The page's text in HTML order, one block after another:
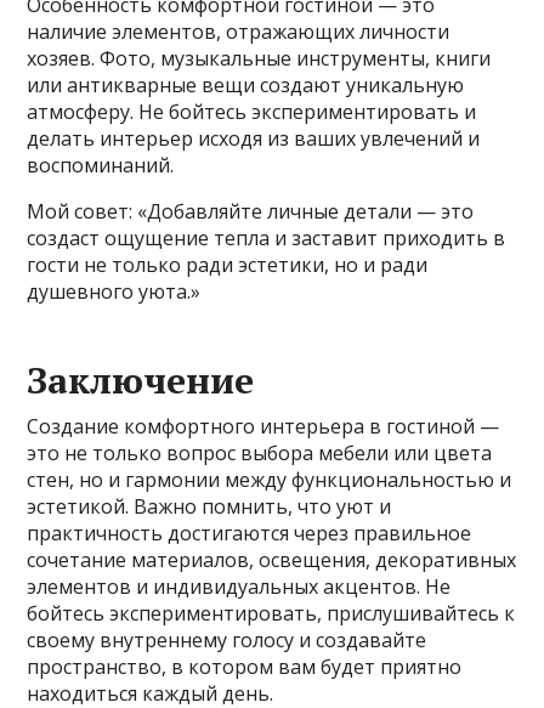
наличие элементов, отражающих личности
хозяев. Фото, музыкальные инструменты, книги
или антикварные вещи создают уникальную
атмосферу. Не бойтесь экспериментировать и
делать интерьер исходя из ваших увлечений и
воспоминаний.
Мой совет: «Добавляйте личные детали — это
создаст ощущение тепла и заставит приходить в
гости не только ради эстетики, но и ради
душевного уюта.»
Заключение
Создание комфортного интерьера в гостиной —
это не только вопрос выбора мебели или цвета
стен, но и гармонии между функциональностью и
эстетикой. Важно помнить, что уют и
практичность достигаются через правильное
сочетание материалов, освещения, декоративных
элементов и индивидуальных акцентов. Не
бойтесь экспериментировать, прислушивайтесь к
своему внутреннему голосу и создавайте
пространство, в котором вам будет приятно
находиться каждый день.